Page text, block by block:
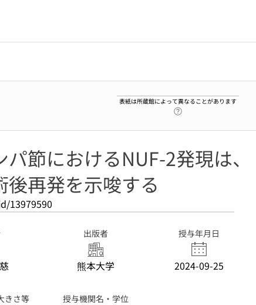
表紙は所蔵館によって異なることがあります
節におけるNUF-2発現は、
再発を示唆する
13979590
出版者
熊本大学
授与年月日
2024-09-25
きさ等 授与機関名・学位